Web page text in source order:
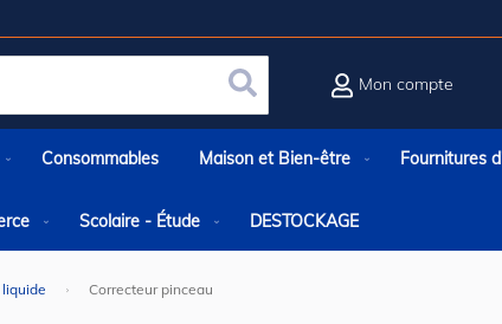
Rechercher
Mon compte
Consommables Maison et Bien-être Fournitures
Scolaire - Étude DESTOCKAGE
Correcteur pinceau